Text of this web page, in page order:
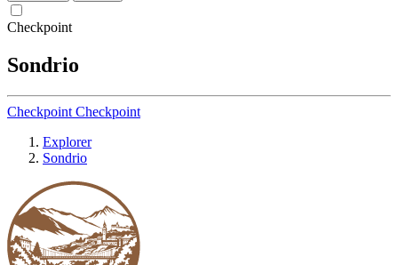
Checkpoint
Sondrio
Checkpoint Checkpoint
Explorer
Sondrio